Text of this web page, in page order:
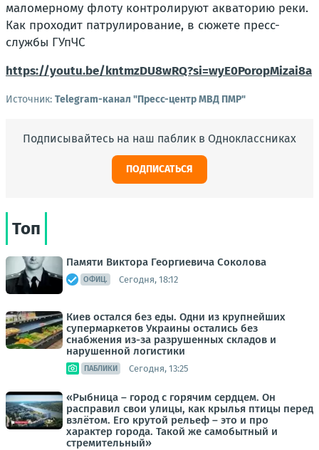
маломерному флоту контролируют акваторию реки.
Как проходит патрулирование, в сюжете пресс-
службы ГУпЧС
https://youtu.be/kntmzDU8wRQ?si=wyE0PoropMizai8a
Источник: Telegram-канал "Пресс-центр МВД ПМР"
Подписывайтесь на наш паблик в Одноклассниках
ПОДПИСАТЬСЯ
Топ
Памяти Виктора Георгиевича Соколова
ОФИЦ. Сегодня, 18:12
Киев остался без еды. Одни из крупнейших
супермаркетов Украины остались без
снабжения из-за разрушенных складов и
нарушенной логистики
ПАБЛИКИ Сегодня, 13:25
«Рыбница – город с горячим сердцем. Он
расправил свои улицы, как крылья птицы перед
взлётом. Его крутой рельеф – это и про
характер города. Такой же самобытный и
стремительный»